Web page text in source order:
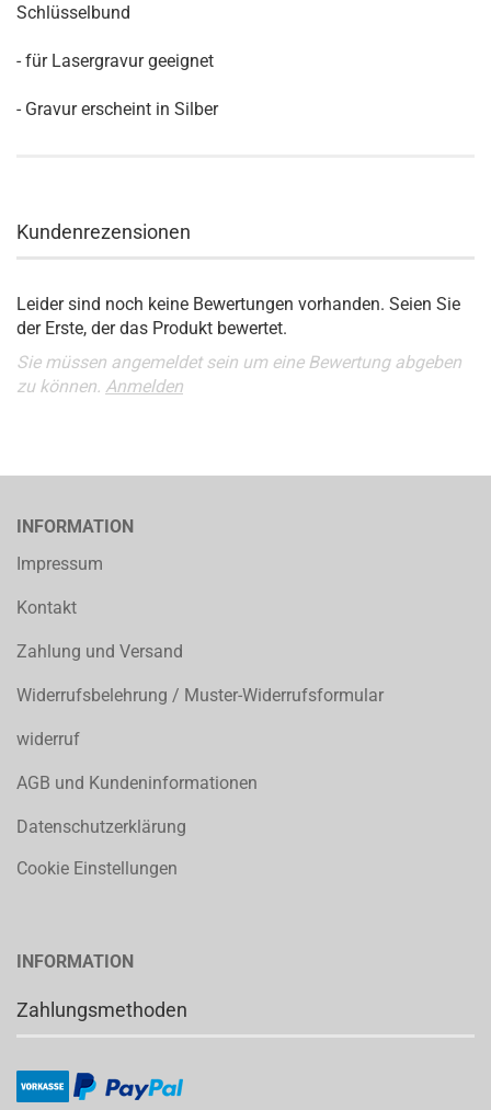
Schlüsselbund
- für Lasergravur geeignet
- Gravur erscheint in Silber
Kundenrezensionen
Leider sind noch keine Bewertungen vorhanden. Seien Sie
der Erste, der das Produkt bewertet.
Sie müssen angemeldet sein um eine Bewertung abgeben
zu können. Anmelden
INFORMATION
Impressum
Kontakt
Zahlung und Versand
Widerrufsbelehrung / Muster-Widerrufsformular
widerruf
AGB und Kundeninformationen
Datenschutzerklärung
Cookie Einstellungen
INFORMATION
Zahlungsmethoden